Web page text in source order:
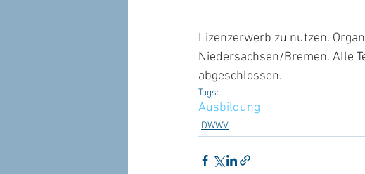
Lizenzerwerb zu nutzen.
Niedersachsen/Bremen. Alle
abgeschlossen.
Tags:
Ausbildung
DWWV